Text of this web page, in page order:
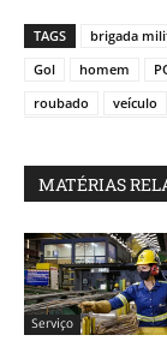
TAGS brigada
Gol
homem
roubado
veículo
MATÉRIAS
Serviço